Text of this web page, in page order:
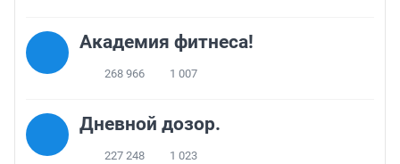
Академия фитнеса!
268 966 1 007
Дневной дозор.
227 248 1 023